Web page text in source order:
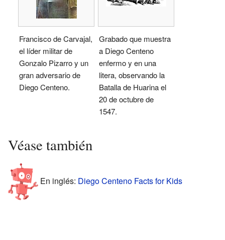
Francisco de Carvajal,
el líder militar de
Gonzalo Pizarro y un
gran adversario de
Diego Centeno.
Grabado que muestra
a Diego Centeno
enfermo y en una
litera, observando la
Batalla de Huarina el
20 de octubre de
1547.
Véase también
En inglés: Diego Centeno Facts for Kids